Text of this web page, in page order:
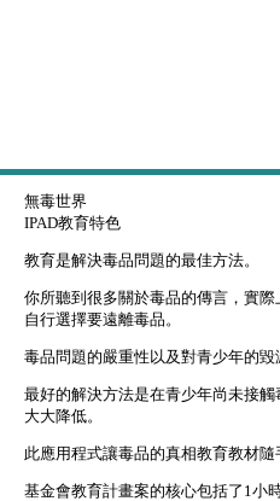
無毒世界
IPAD教育特色
教育是解決毒品問題的最佳方法。
你所聽到很多關於毒品的傳言，實
自行選擇要遠離毒品。
毒品問題的嚴重性以及對青少年的
最好的解決方法是在青少年尚未接
大大降低。
此應用程式讓毒品的真相教育教材
基金會教育計畫案的核心包括了1小